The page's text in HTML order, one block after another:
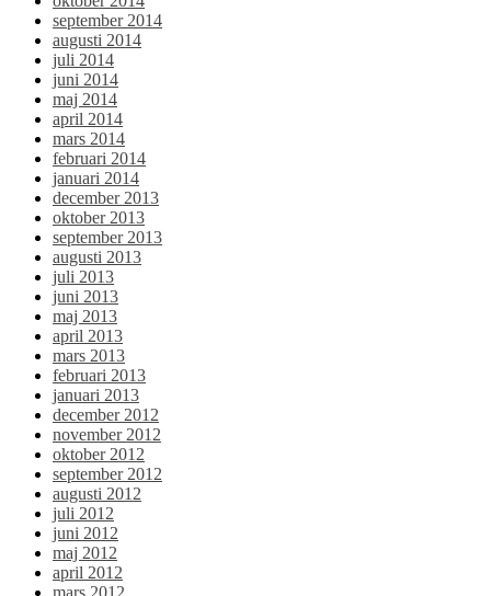
september 2014
augusti 2014
juli 2014
juni 2014
maj 2014
april 2014
mars 2014
februari 2014
januari 2014
december 2013
oktober 2013
september 2013
augusti 2013
juli 2013
juni 2013
maj 2013
april 2013
mars 2013
februari 2013
januari 2013
december 2012
november 2012
oktober 2012
september 2012
augusti 2012
juli 2012
juni 2012
maj 2012
april 2012